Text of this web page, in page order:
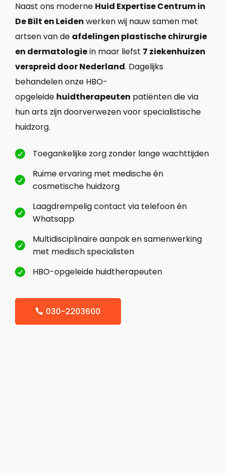
Naast ons moderne Huid Expertise Centrum in
De Bilt en Leiden werken wij nauw samen met
artsen van de afdelingen plastische chirurgie
en dermatologiein maar liefst 7 ziekenhuizen
verspreid door Nederland. Dagelijks
behandelen onze HBO-
opgeleide huidtherapeuten patiënten die via
hun arts zijn doorverwezen voor specialistische
huidzorg.
 Toegankelijke zorg zonder lange wachttijden

Ruime ervaring met medische én
cosmetische huidzorg

Laagdrempelig contact via telefoon én
Whatsapp

Multidisciplinaire aanpak en samenwerking
met medisch specialisten
 HBO-opgeleide huidtherapeuten
030-2203600